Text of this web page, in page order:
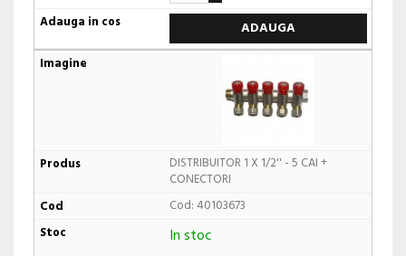
ADAUGA
DISTRIBUITOR 1 X 1/2'' - 5 CAI +
CONECTORI
Cod: 40103673
In stoc